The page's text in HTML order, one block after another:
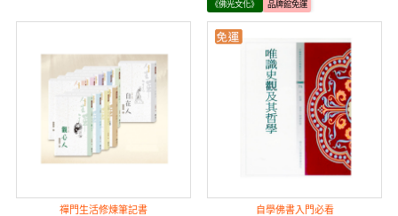
禪門生活修煉筆記書
《佛光文化》 品牌館免運
自學佛書入門必看